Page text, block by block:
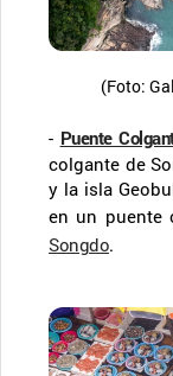
(Foto:
- Puente
colgante de
y la isla
en un puente
Songdo.